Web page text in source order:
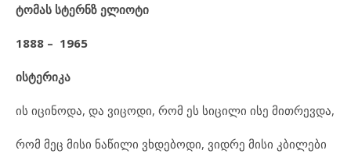
ტომას სტერნზ ელიოტი
1888 – 1965
ისტერიკა
ის იცინოდა, და ვიცოდი, რომ ეს სიცილი ისე მითრევდა,
რომ მეც მისი ნაწილი ვხდებოდი, ვიდრე მისი კბილები